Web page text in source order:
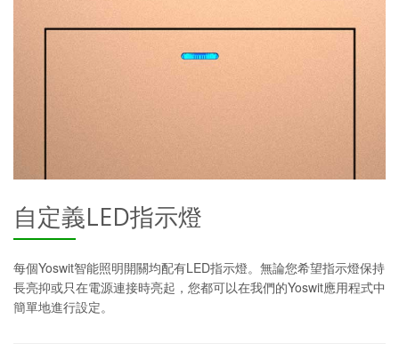
自定義LED指示燈
每個Yoswit智能照明開關均配有LED指示燈。無論您希望指示燈保持
長亮抑或只在電源連接時亮起，您都可以在我們的Yoswit應用程式中
簡單地進行設定。